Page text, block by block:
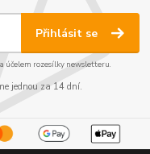
Přihlásit se
účelem rozesílky newsletteru.
jednou za 14 dní.